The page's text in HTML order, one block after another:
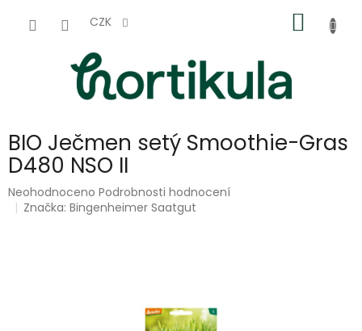
CZK
KOŠÍK
BIO Ječmen setý Smoothie-Gras
D480 NSO II
Průměrné
hodnocení
Neohodnoceno Podrobnosti hodnocení
Značka:Bingenheimer Saatgut